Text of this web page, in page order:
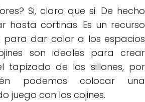
Si, claro que si. De hecho
hasta cortinas. Es un recurso
para dar color a los espacios
son ideales para crear
tapizado de los sillones, por
podemos colocar una
juego con los cojines.